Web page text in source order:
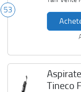
53
Tineco